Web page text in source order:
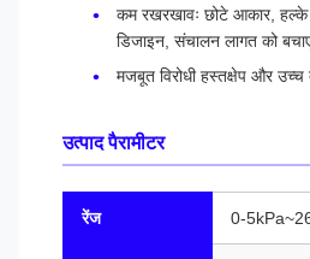
कम रखरखावः छोटे आकार,
डिजाइन, संचालन लागत को
मजबूत विरोधी हस्तक्षेप और उच्च
उत्पाद पैरामीटर
रेंज 0-